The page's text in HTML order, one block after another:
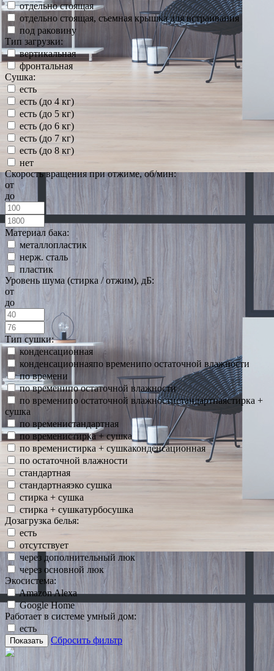
отдельно стоящая
отдельно стоящая, съемная крышка для встраивания
под раковину
Тип загрузки:
вертикальная
фронтальная
Сушка:
есть
есть (до 4 кг)
есть (до 5 кг)
есть (до 6 кг)
есть (до 7 кг)
есть (до 8 кг)
нет
Скорость вращения при отжиме, об/мин:
от
до
Материал бака:
металлопластик
нерж. сталь
пластик
Уровень шума (стирка / отжим), дБ:
от
до
Тип сушки:
конденсационная
конденсационнаяпо временипо остаточной влажности
по времени
по временипо остаточной влажности
по временипо остаточной влажностистандартнаястирка +
сушка
по временистандартная
по временистирка + сушка
по временистирка + сушкаконденсационная
по остаточной влажности
стандартная
стандартнаяэко сушка
стирка + сушка
стирка + сушкатурбосушка
Дозагрузка белья:
есть
отсутствует
через дополнительный люк
через основной люк
Экосистема:
Amazon Alexa
Google Home
Работает в системе умный дом:
есть
Показать Сбросить фильтр